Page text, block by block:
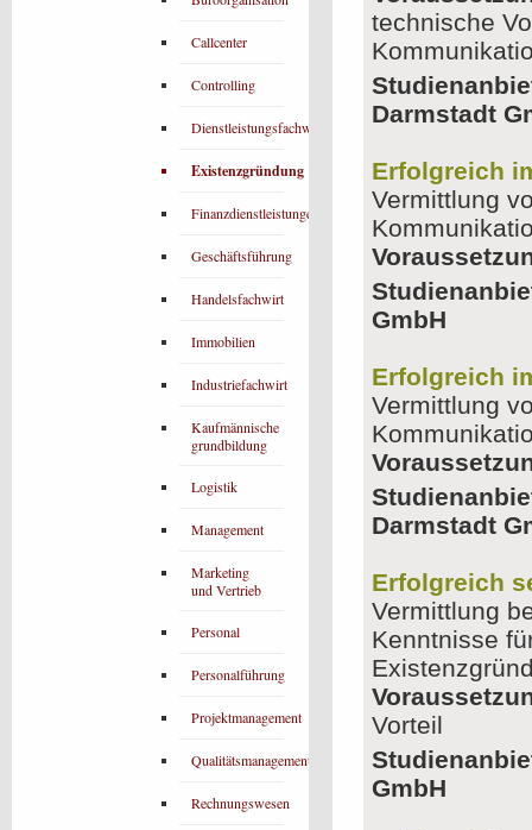
technische
Darmstadt
Erfolgreich
Vermittlung
GmbH
Erfolgreich
Vermittlung
Darmstadt
Erfolgreich
Vermittlung
Kenntnisse
Vorteil
GmbH
Callcenter
Controlling
Dienstleistungsfachwirt
Existenzgründung
Finanzdienstleistungen
Geschäftsführung
Handelsfachwirt
Immobilien
Industriefachwirt
Kaufmännische
grundbildung
Logistik
Management
Marketing
und Vertrieb
Personal
Personalführung
Projektmanagement
Qualitätsmanagement
Rechnungswesen